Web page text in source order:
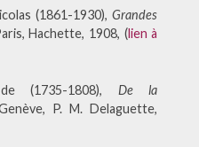
(1861-1930),Grandes
Hachette, 1908, (lien à
(1735-1808), De la
P. M. Delaguette,